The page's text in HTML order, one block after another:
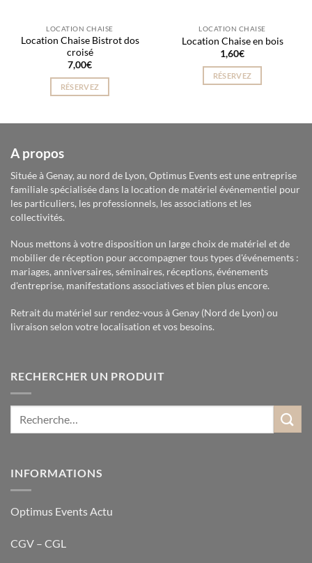
LOCATION CHAISE
Location Chaise Bistrot dos
croisé
7,00€
RÉSERVEZ
LOCATION CHAISE
Location Chaise en bois
1,60€
RÉSERVEZ
A propos
Située à Genay, au nord de Lyon, Optimus Events est une entreprise
familiale spécialisée dans la location de matériel événementiel pour
les particuliers, les professionnels, les associations et les
collectivités.
Nous mettons à votre disposition un large choix de matériel et de
mobilier de réception pour accompagner tous types d'événements :
mariages, anniversaires, séminaires, réceptions, événements
d'entreprise, manifestations associatives et bien plus encore.
Retrait du matériel sur rendez-vous à Genay (Nord de Lyon) ou
livraison selon votre localisation et vos besoins.
RECHERCHER UN PRODUIT
INFORMATIONS
Optimus Events Actu
CGV – CGL